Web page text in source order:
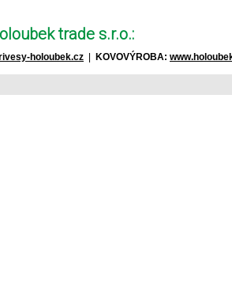
trade s.r.o.:
holoubek.cz KOVOVÝROBA: